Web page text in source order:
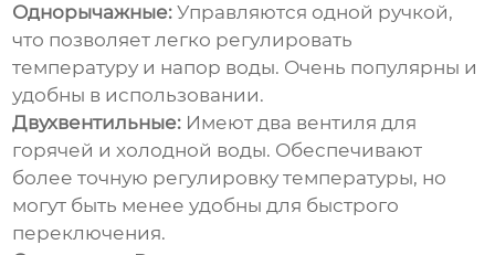
Однорычажные: Управляются одной ручкой,
что позволяет легко регулировать
температуру и напор воды. Очень популярны и
удобны в использовании.
Двухвентильные: Имеют два вентиля для
горячей и холодной воды. Обеспечивают
более точную регулировку температуры, но
могут быть менее удобны для быстрого
переключения.